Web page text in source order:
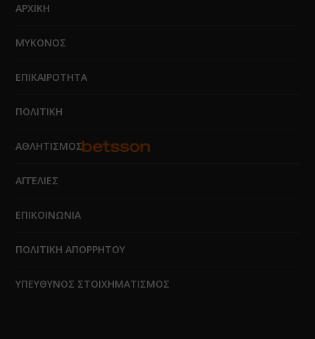
ΑΡΧΙΚΗ
ΜΥΚΟΝΟΣ
ΕΠΙΚΑΙΡΟΤΗΤΑ
ΠΟΛΙΤΙΚΗ
ΑΘΛΗΤΙΣΜΟΣ
ΑΓΓΕΛΙΕΣ
ΕΠΙΚΟΙΝΩΝΙΑ
ΠΟΛΙΤΙΚΗ ΑΠΟΡΡΗΤΟΥ
ΥΠΕΥΘΥΝΟΣ ΣΤΟΙΧΗΜΑΤΙΣΜΟΣ